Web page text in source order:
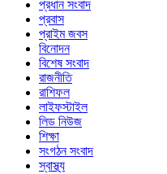
প্রধান সংবাদ
প্রবাস
প্রাইম জবস
বিনোদন
বিশেষ সংবাদ
রাজনীতি
রাশিফল
লাইফস্টাইল
লিড নিউজ
শিক্ষা
সংগঠন সংবাদ
স্বাস্থ্য